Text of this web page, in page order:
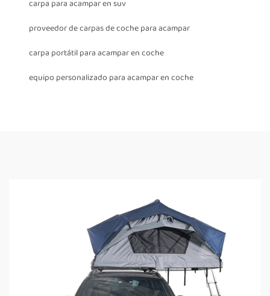
carpa para acampar en suv
proveedor de carpas de coche para acampar
carpa portátil para acampar en coche
equipo personalizado para acampar en coche